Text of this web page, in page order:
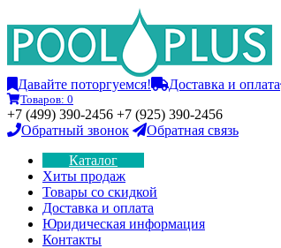
Давайте поторгуемся! Доставка и оплата
Товаров: 0
+7 (499) 390-2456 +7 (925) 390-2456
Обратный звонок
Обратная связь
Каталог
Хиты продаж
Товары со скидкой
Доставка и оплата
Юридическая информация
Контакты